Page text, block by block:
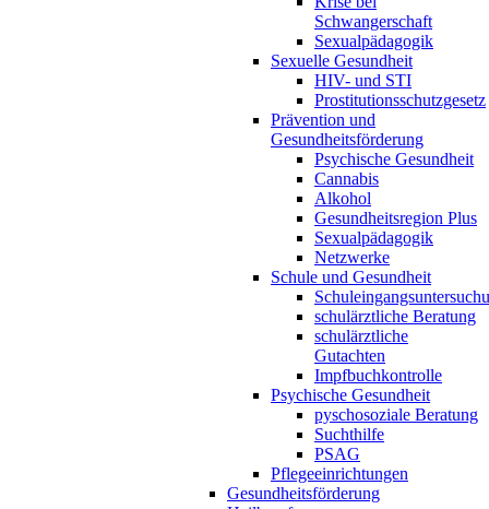
Schwangerschaft
Sexualpädagogik
Sexuelle Gesundheit
HIV- und STI
Prostitutionsschutzgesetz
Prävention und
Gesundheitsförderung
Psychische Gesundheit
Cannabis
Alkohol
Gesundheitsregion Plus
Sexualpädagogik
Netzwerke
Schule und Gesundheit
schulärztliche Beratung
schulärztliche
Gutachten
Impfbuchkontrolle
Psychische Gesundheit
pyschosoziale Beratung
Suchthilfe
PSAG
Pflegeeinrichtungen
Gesundheitsförderung